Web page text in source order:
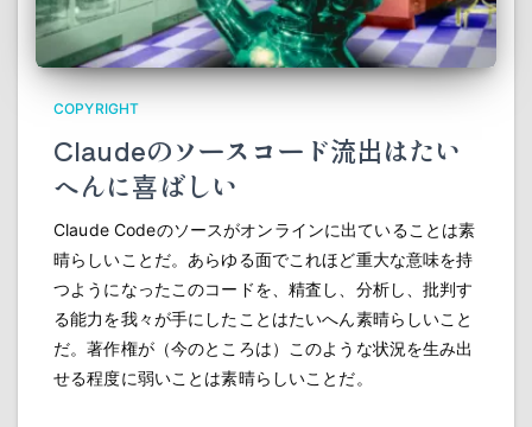
COPYRIGHT
Claudeのソースコード流出はたい
へんに喜ばしい
Claude Codeのソースがオンラインに出ていることは素
晴らしいことだ。あらゆる面でこれほど重大な意味を持
つようになったこのコードを、精査し、分析し、批判す
る能力を我々が手にしたことはたいへん素晴らしいこと
だ。著作権が（今のところは）このような状況を生み出
せる程度に弱いことは素晴らしいことだ。